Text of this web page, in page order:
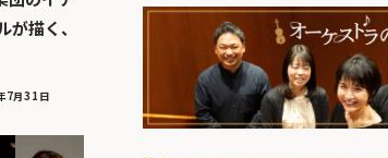
が描く、
7月31日